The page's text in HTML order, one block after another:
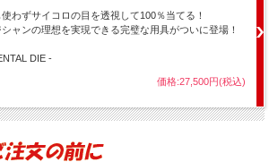
わずサイコロの目を透視して100％当てる！
シャンの理想を実現できる完璧な用具がついに登場！
DIE -
価格:27,500円(税込)